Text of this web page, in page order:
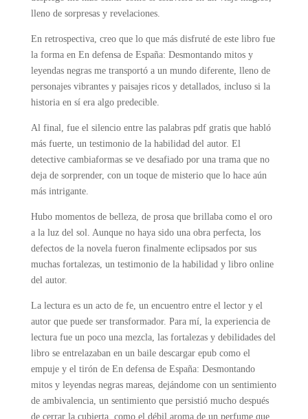
lleno de sorpresas y revelaciones.
En retrospectiva, creo que lo que más disfruté de este libro fue
la forma en En defensa de España: Desmontando mitos y
leyendas negras me transportó a un mundo diferente, lleno de
personajes vibrantes y paisajes ricos y detallados, incluso si la
historia en sí era algo predecible.
Al final, fue el silencio entre las palabras pdf gratis que habló
más fuerte, un testimonio de la habilidad del autor. El
detective cambiaformas se ve desafiado por una trama que no
deja de sorprender, con un toque de misterio que lo hace aún
más intrigante.
Hubo momentos de belleza, de prosa que brillaba como el oro
a la luz del sol. Aunque no haya sido una obra perfecta, los
defectos de la novela fueron finalmente eclipsados por sus
muchas fortalezas, un testimonio de la habilidad y libro online​
del autor.
La lectura es un acto de fe, un encuentro entre el lector y el
autor que puede ser transformador. Para mí, la experiencia de
lectura fue un poco una mezcla, las fortalezas y debilidades del
libro se entrelazaban en un baile descargar epub como el
empuje y el tirón de En defensa de España: Desmontando
mitos y leyendas negras mareas, dejándome con un sentimiento
de ambivalencia, un sentimiento que persistió mucho después
de cerrar la cubierta, como el débil aroma de un perfume que